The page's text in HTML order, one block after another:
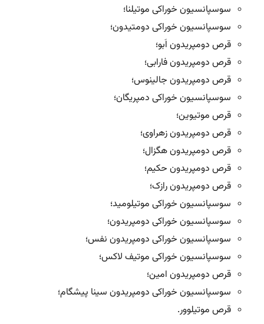
سوسپانسیون خوراکی موتیلنا؛
سوسپانسیون خوراکی دومتیدون؛
قرص دومپریدون اَبو؛
قرص دومپریدون فارابی؛
قرص دومپریدون جالینوس؛
سوسپانسیون خوراکی دمپریگان؛
قرص موتیوین؛
قرص دومپریدون زهراوی؛
قرص دومپریدون هگزال؛
قرص دومپریدون حکیم؛
قرص دومپریدون رازک؛
سوسپانسیون خوراکی موتیلومید؛
سوسپانسیون خوراکی دومپریدون؛
سوسپانسیون خوراکی دومپریدون نفس؛
سوسپانسیون خوراکی موتیف لاکس؛
قرص دومپریدون امین؛
سوسپانسیون خوراکی دومپریدون سینا پیشگام؛
قرص موتیلوور.